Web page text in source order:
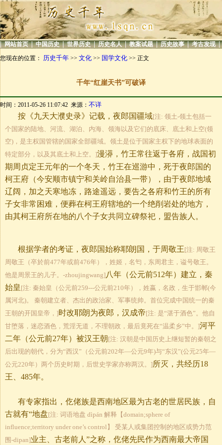
| 网站首页 | 中国历史 | 世界历史 | 历史名人 | 教案试题 | 历史故事 | 考古发现 |
您现在的位置： 历史千年 >> 文化 >> 国学文化 >> 正文
千年“红崖天书”可破译
时间：2011-05-26 11:07:42 来源： 不详
按《九天大濮史录》记载，夜郎国疆域[注: 领土-领土包括一
个国家的陆地、河流、湖泊、内海、领海以及它们的底床、底土和上空(领
空)，是主权国管辖的国家全部疆域。领土是位于国家主权下的地球表面的
特定部分，以及其底土和上空。]漫漭，竹王常往返于各府，战国初
期周贞定王元年的一个冬天，竹王在巡游中，死于夜郎国的
柯王府（今安顺市镇宁和关岭自治县一带），由于夜郎地域
辽阔，加之天寒地冻，路途遥远，要告之各府和竹王的所有
子女非常困难，便葬在柯王府辖地的一个绝削岩处的地方，
由其柯王府所在地的八个子女共同立碑祭祀，盟告族人。
根据学者的考证，夜郎国始称耶朗国，于周敬王[注: 周敬王
周敬王（卒於前477年或前476年），姓姬，名匄，东周君主，谥号敬王。
他是周景王的儿子。-zhoujingwang]八年（公元前512年）建立，秦
始皇 [注: 秦始皇（公元前259---公元前210年），姓嬴，名政，生于邯郸(今
属河北)。 秦朝建立者、杰出的政治家、军事统帅。首位完成中国统一的秦
王朝的开国皇帝，]时改耶朗为夜郎，汉成帝[注: 是“湛于酒色”。他自
甘堕落，迷恋酒色，荒淫无道，不理朝政，最后竟死在“温柔乡”中。]河平
二年（公元前27年）被汉王朝[注: 汉朝是中国历史上继短暂的秦朝之
后出现的朝代，分为“西汉”（公元前202年—公元9年)与“东汉”(公元25年—
公元220年）两个历史时期，后世史学家亦称两汉。]所灭，共经历18
王、485年。
有专家指出，仡佬族是西南地区最为古老的世居民族，自
古就有“地盘[注: 词语地盘 dìpán 解释【domain;sphere of
influence;territory under one’s control】 受某人或集团控制的地区或势力范
围-dipan]业主、古老前人”之称，仡佬先民作为西南最大帝国